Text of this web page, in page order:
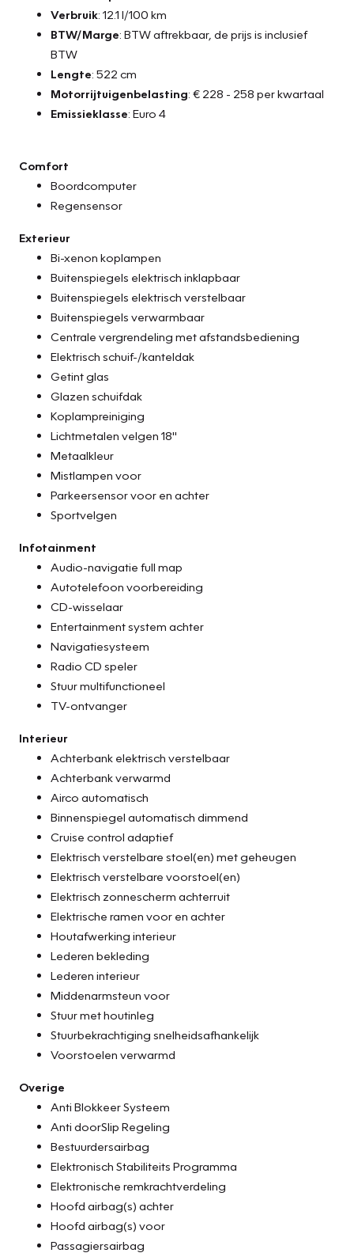
Verbruik: 12.1 l/100 km
BTW/Marge: BTW aftrekbaar, de prijs is inclusief
BTW
Lengte: 522 cm
Motorrijtuigenbelasting: € 228 - 258 per kwartaal
Emissieklasse: Euro 4
Comfort
Boordcomputer
Regensensor
Exterieur
Bi-xenon koplampen
Buitenspiegels elektrisch inklapbaar
Buitenspiegels elektrisch verstelbaar
Buitenspiegels verwarmbaar
Centrale vergrendeling met afstandsbediening
Elektrisch schuif-/kanteldak
Getint glas
Glazen schuifdak
Koplampreiniging
Lichtmetalen velgen 18"
Metaalkleur
Mistlampen voor
Parkeersensor voor en achter
Sportvelgen
Infotainment
Audio-navigatie full map
Autotelefoon voorbereiding
CD-wisselaar
Entertainment system achter
Navigatiesysteem
Radio CD speler
Stuur multifunctioneel
TV-ontvanger
Interieur
Achterbank elektrisch verstelbaar
Achterbank verwarmd
Airco automatisch
Binnenspiegel automatisch dimmend
Cruise control adaptief
Elektrisch verstelbare stoel(en) met geheugen
Elektrisch verstelbare voorstoel(en)
Elektrisch zonnescherm achterruit
Elektrische ramen voor en achter
Houtafwerking interieur
Lederen bekleding
Lederen interieur
Middenarmsteun voor
Stuur met houtinleg
Stuurbekrachtiging snelheidsafhankelijk
Voorstoelen verwarmd
Overige
Anti Blokkeer Systeem
Anti doorSlip Regeling
Bestuurdersairbag
Elektronisch Stabiliteits Programma
Elektronische remkrachtverdeling
Hoofd airbag(s) achter
Hoofd airbag(s) voor
Passagiersairbag